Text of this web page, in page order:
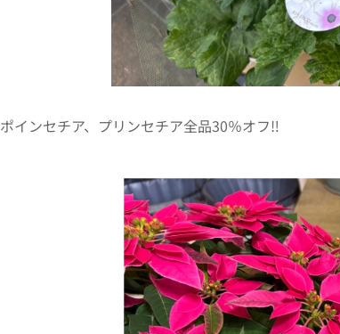
ポインセチア、プリンセチア全品30％オフ‼️